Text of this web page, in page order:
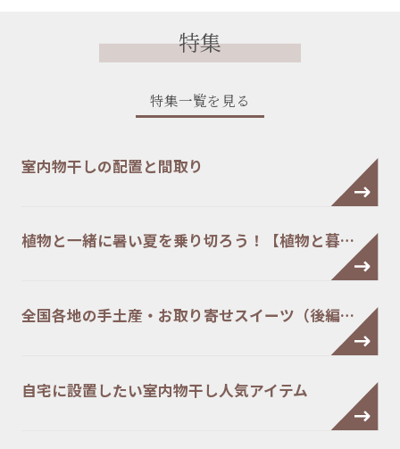
特集
特集一覧を見る
室内物干しの配置と間取り
植物と一緒に暑い夏を乗り切ろう！【植物と暮…
全国各地の手土産・お取り寄せスイーツ（後編…
自宅に設置したい室内物干し人気アイテム